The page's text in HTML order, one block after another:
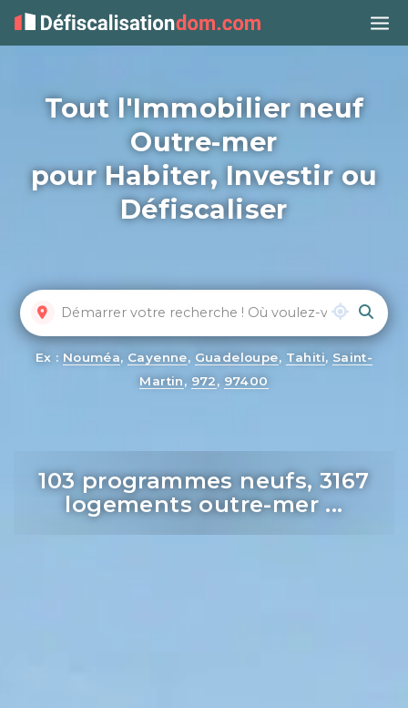
Tout l'Immobilier neuf
Outre-mer
pour Habiter, Investir ou
Défiscaliser
Ex : Nouméa, Cayenne, Guadeloupe, Tahiti, Saint-
Martin, 972, 97400
103 programmes neufs, 3167
logements outre-mer ...